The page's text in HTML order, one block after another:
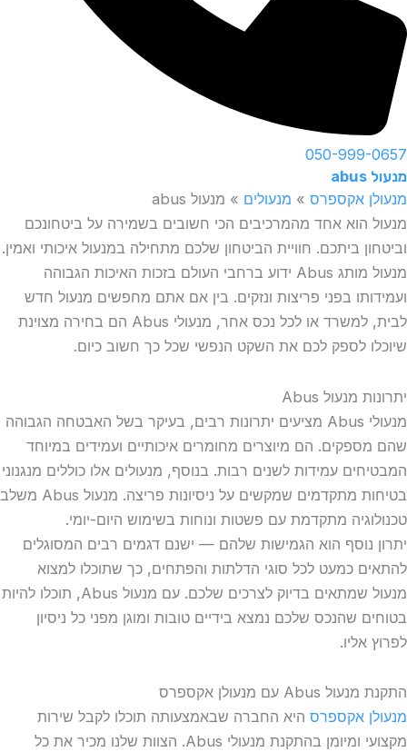
050-999-0657
מנעול abus
מנעולן אקספרס » מנעולים » מנעול abus
מנעול הוא אחד מהמרכיבים הכי חשובים בשמירה על ביטחונכם
וביטחון ביתכם. חוויית הביטחון שלכם מתחילה במנעול איכותי ואמין.
מנעול מותג Abus ידוע ברחבי העולם בזכות האיכות הגבוהה
ועמידותו בפני פריצות ונזקים. בין אם אתם מחפשים מנעול חדש
לבית, למשרד או לכל נכס אחר, מנעולי Abus הם בחירה מצוינת
שיוכלו לספק לכם את השקט הנפשי שכל כך חשוב כיום.
יתרונות מנעול Abus
מנעולי Abus מציעים יתרונות רבים, בעיקר בשל האבטחה הגבוהה
שהם מספקים. הם מיוצרים מחומרים איכותיים ועמידים במיוחד
המבטיחים עמידות לשנים רבות. בנוסף, מנעולים אלו כוללים מנגנוני
בטיחות מתקדמים שמקשים על ניסיונות פריצה. מנעול Abus משלב
טכנולוגיה מתקדמת עם פשטות ונוחות בשימוש היום-יומי.
יתרון נוסף הוא הגמישות שלהם — ישנם דגמים רבים המסוגלים
להתאים כמעט לכל סוגי הדלתות והפתחים, כך שתוכלו למצוא
מנעול שמתאים בדיוק לצרכים שלכם. עם מנעול Abus, תוכלו להיות
בטוחים שהנכס שלכם נמצא בידיים טובות ומוגן מפני כל ניסיון
לפרוץ אליו.
התקנת מנעול Abus עם מנעולן אקספרס
מנעולן אקספרס היא החברה שבאמצעותה תוכלו לקבל שירות
מקצועי ומיומן בהתקנת מנעולי Abus. הצוות שלנו מכיר את כל